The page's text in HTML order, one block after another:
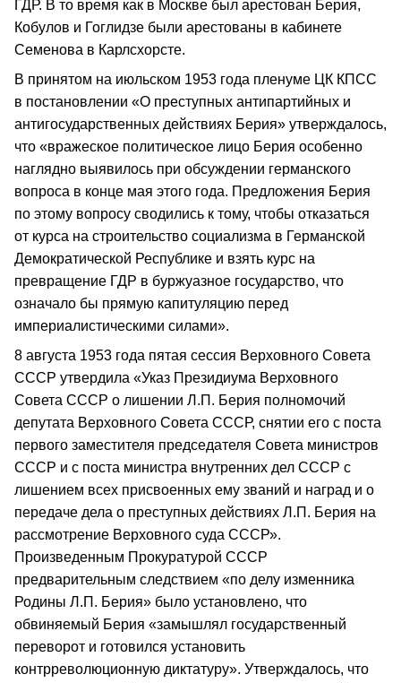
ГДР. В то время как в Москве был арестован Берия,
Кобулов и Гоглидзе были арестованы в кабинете
Семенова в Карлсхорсте.
В принятом на июльском 1953 года пленуме ЦК КПСС
в постановлении «О преступных антипартийных и
антигосударственных действиях Берия» утверждалось,
что «вражеское политическое лицо Берия особенно
наглядно выявилось при обсуждении германского
вопроса в конце мая этого года. Предложения Берия
по этому вопросу сводились к тому, чтобы отказаться
от курса на строительство социализма в Германской
Демократической Республике и взять курс на
превращение ГДР в буржуазное государство, что
означало бы прямую капитуляцию перед
империалистическими силами».
8 августа 1953 года пятая сессия Верховного Совета
СССР утвердила «Указ Президиума Верховного
Совета СССР о лишении Л.П. Берия полномочий
депутата Верховного Совета СССР, снятии его с поста
первого заместителя председателя Совета министров
СССР и с поста министра внутренних дел СССР с
лишением всех присвоенных ему званий и наград и о
передаче дела о преступных действиях Л.П. Берия на
рассмотрение Верховного суда СССР».
Произведенным Прокуратурой СССР
предварительным следствием «по делу изменника
Родины Л.П. Берия» было установлено, что
обвиняемый Берия «замышлял государственный
переворот и готовился установить
контрреволюционную диктатуру». Утверждалось, что